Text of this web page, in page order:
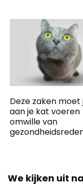
Deze zaken moet
aan je kat voeren
omwille van
We kijken uit